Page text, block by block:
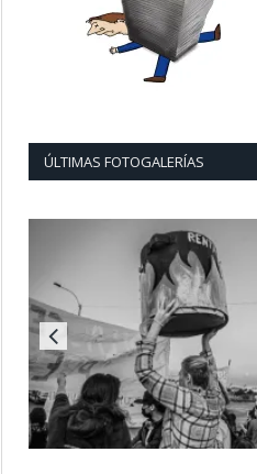
ÚLTIMAS FOTOGALERÍAS